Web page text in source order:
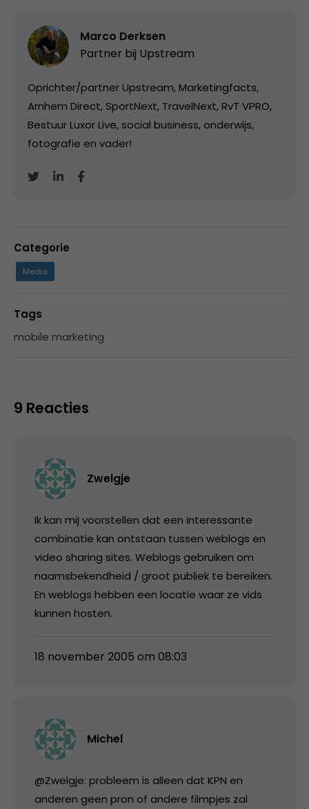
Marco Derksen
Partner bij Upstream
Oprichter/partner Upstream, Marketingfacts,
Arnhem Direct, SportNext, TravelNext, RvT VPRO,
Bestuur Luxor Live, social business, onderwijs,
fotografie en vader!
Categorie
Media
Tags
mobile marketing
9 Reacties
Zwelgje
Ik kan mij voorstellen dat een interessante
combinatie kan ontstaan tussen weblogs en
video sharing sites. Weblogs gebruiken om
naamsbekendheid / groot publiek te bereiken.
En weblogs hebben een locatie waar ze vids
kunnen hosten.
18 november 2005 om 08:03
Michel
@Zwelgje: probleem is alleen dat KPN en
anderen geen pron of andere filmpjes zal